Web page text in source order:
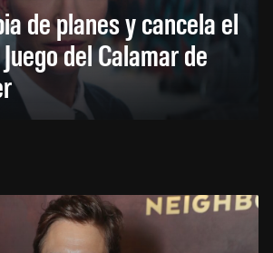
de planes y cancela el
del Calamar de